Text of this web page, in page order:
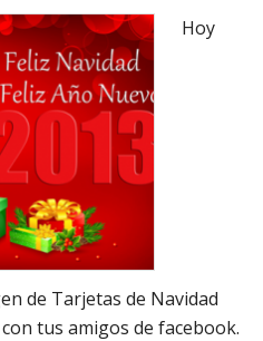
Hoy
de Tarjetas de Navidad
tus amigos de facebook.